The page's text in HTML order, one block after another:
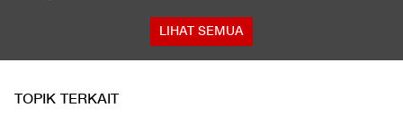
LIHAT SEMUA
TOPIK TERKAIT